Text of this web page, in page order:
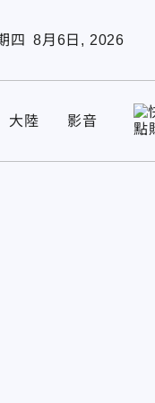
四 8月6日, 2026
大陸 影音